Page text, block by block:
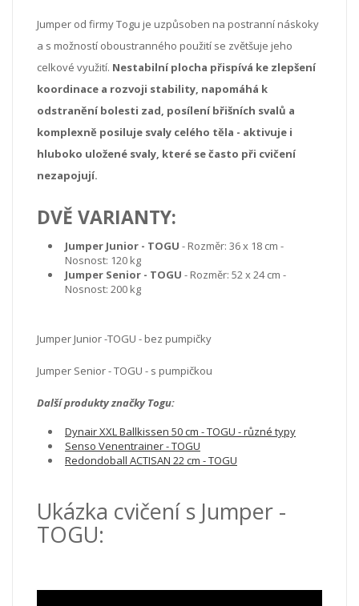
Jumper od firmy Togu je uzpůsoben na postranní náskoky
a s možností oboustranného použití se zvětšuje jeho
celkové využití. Nestabilní plocha přispívá ke zlepšení
koordinace a rozvoji stability, napomáhá k
odstranění bolesti zad, posílení břišních svalů a
komplexně posiluje svaly celého těla - aktivuje i
hluboko uložené svaly, které se často při cvičení
nezapojují.
DVĚ VARIANTY:
Jumper Junior - TOGU - Rozměr: 36 x 18 cm -
Nosnost: 120 kg
Jumper Senior - TOGU - Rozměr: 52 x 24 cm -
Nosnost: 200 kg
Jumper Junior -TOGU - bez pumpičky
Jumper Senior - TOGU - s pumpičkou
Další produkty značky Togu:
Dynair XXL Ballkissen 50 cm - TOGU - různé typy
Senso Venentrainer - TOGU
Redondoball ACTISAN 22 cm - TOGU
Ukázka cvičení s Jumper -
TOGU: